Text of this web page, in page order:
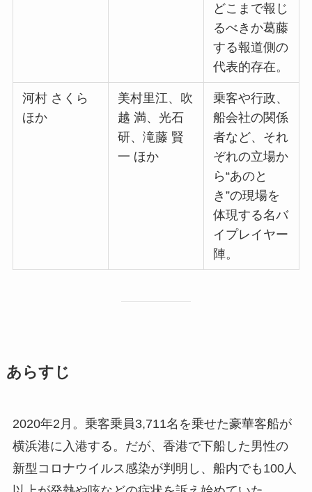
どこまで報じ
るべきか葛藤
する報道側の
代表的存在。
河村 さくら
ほか
美村里江、吹
越 満、光石
研、滝藤 賢
一 ほか
乗客や行政、
船会社の関係
者など、それ
ぞれの立場か
ら“あのと
き”の現場を
体現する名バ
イプレイヤー
陣。
あらすじ
2020年2月。乗客乗員3,711名を乗せた豪華客船が
横浜港に入港する。だが、香港で下船した男性の
新型コロナウイルス感染が判明し、船内でも100人